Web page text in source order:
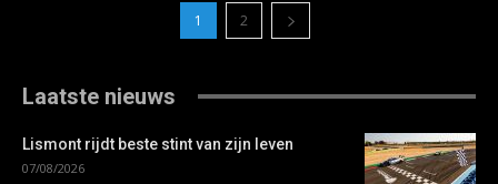
1 2
Laatste nieuws
Lismont rijdt beste stint van zijn leven
07/08/2026